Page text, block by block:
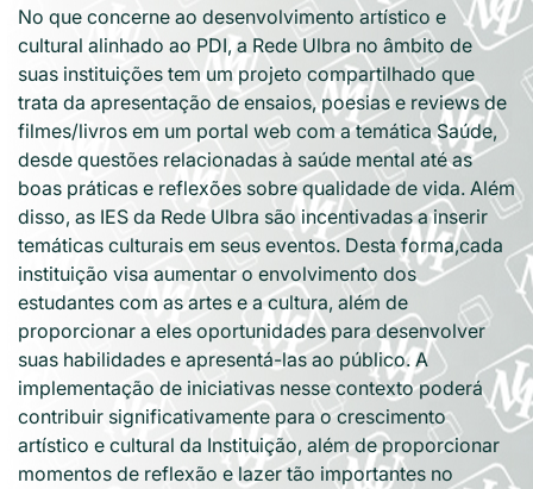
No que concerne ao desenvolvimento artístico e
cultural alinhado ao PDI, a Rede Ulbra no âmbito de
suas instituições tem um projeto compartilhado que
trata da apresentação de ensaios, poesias e reviews de
filmes/livros em um portal web com a temática Saúde,
desde questões relacionadas à saúde mental até as
boas práticas e reflexões sobre qualidade de vida. Além
disso, as IES da Rede Ulbra são incentivadas a inserir
temáticas culturais em seus eventos. Desta forma,cada
instituição visa aumentar o envolvimento dos
estudantes com as artes e a cultura, além de
proporcionar a eles oportunidades para desenvolver
suas habilidades e apresentá-las ao público. A
implementação de iniciativas nesse contexto poderá
contribuir significativamente para o crescimento
artístico e cultural da Instituição, além de proporcionar
momentos de reflexão e lazer tão importantes no